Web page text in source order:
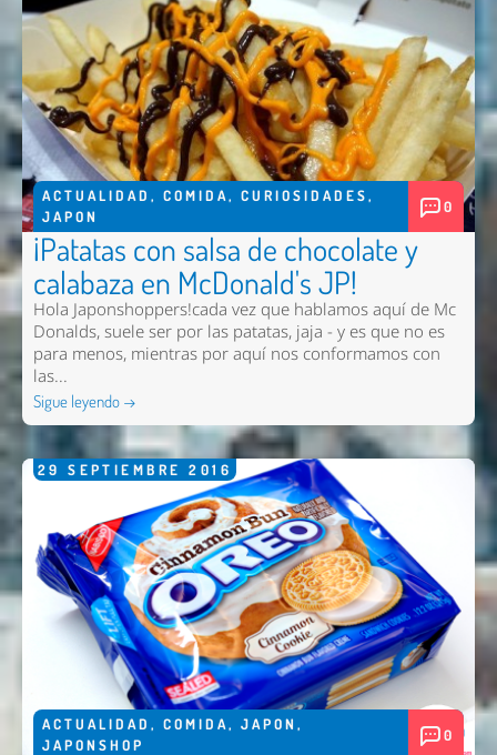
ACTUALIDAD , COMIDA, CURIOSIDADES,
JAPON
0
¡Patatas con salsa de chocolate y
calabaza en McDonald's JP!
Hola Japonshoppers!cada vez que hablamos aquí de Mc
Donalds, suele ser por las patatas, jaja - y es que no es
para menos, mientras por aquí nos conformamos con
las...
Sigue leyendo →
29 SEPTIEMBRE 2016
ACTUALIDAD , COMIDA, JAPON ,
JAPONSHOP
0